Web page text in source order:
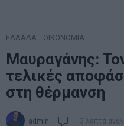
ΕΛΛΑΔΑ ΟΙΚΟΝΟΜΙΑ
Μαυραγάνης:
τελικές
στη θέρμανση
admin 3 λεπτά